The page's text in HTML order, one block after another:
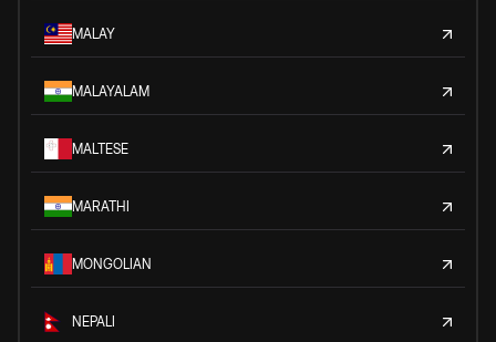
MALAY
MALAYALAM
MALTESE
MARATHI
MONGOLIAN
NEPALI